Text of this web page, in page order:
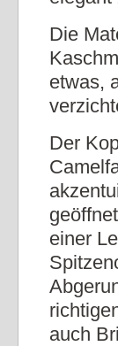
Die
etwas,
Der
einer
auch